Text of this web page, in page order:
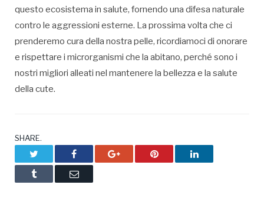
questo ecosistema in salute, fornendo una difesa naturale
contro le aggressioni esterne. La prossima volta che ci
prenderemo cura della nostra pelle, ricordiamoci di onorare
e rispettare i microrganismi che la abitano, perché sono i
nostri migliori alleati nel mantenere la bellezza e la salute
della cute.
SHARE.
Facebook Google+ Pinterest LinkedIn
Tumblr Email